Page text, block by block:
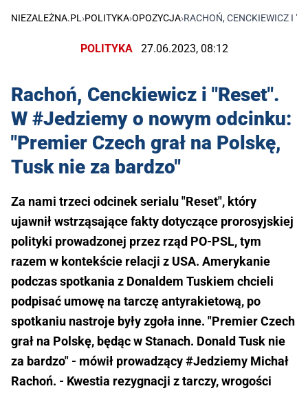
NIEZALEŻNA.PL ›POLITYKA›OPOZYCJA›RACHOŃ, CENCKIEWICZ I
POLITYKA 27.06.2023, 08:12
Rachoń, Cenckiewicz i "Reset".
W #Jedziemy o nowym odcinku:
"Premier Czech grał na Polskę,
Tusk nie za bardzo"
Za nami trzeci odcinek serialu "Reset", który
ujawnił wstrząsające fakty dotyczące prorosyjskiej
polityki prowadzonej przez rząd PO-PSL, tym
razem w kontekście relacji z USA. Amerykanie
podczas spotkania z Donaldem Tuskiem chcieli
podpisać umowę na tarczę antyrakietową, po
spotkaniu nastroje były zgoła inne. "Premier Czech
grał na Polskę, będąc w Stanach. Donald Tusk nie
za bardzo" - mówił prowadzący #Jedziemy Michał
Rachoń. - Kwestia rezygnacji z tarczy, wrogości